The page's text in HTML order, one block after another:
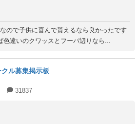
ので子供に喜んで貰えるなら良かったです
色違いのクワッスとフーパ辺りなら...
ル募集掲示板
31837